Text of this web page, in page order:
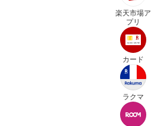
楽天市場ア
プリ
カード
ラクマ